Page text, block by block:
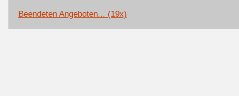
Beendeten Angeboten... (19x)